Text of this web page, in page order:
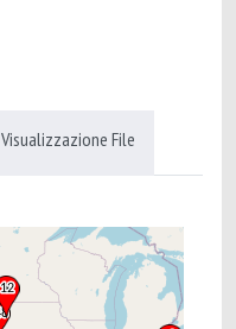
Visualizzazione File